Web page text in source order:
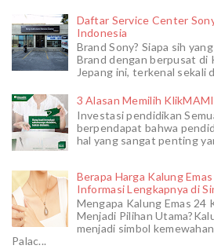
Daftar Service Center
Indonesia
Brand Sony? Siapa sih
Brand dengan berpusat di
Jepang ini, terkenal sekali
3 Alasan Memilih
Investasi pendidikan
berpendapat bahwa
hal yang sangat penting
Berapa Harga Kalung
Informasi Lengkapnya di
Mengapa Kalung Emas 24
Menjadi Pilihan
menjadi simbol
Palac...